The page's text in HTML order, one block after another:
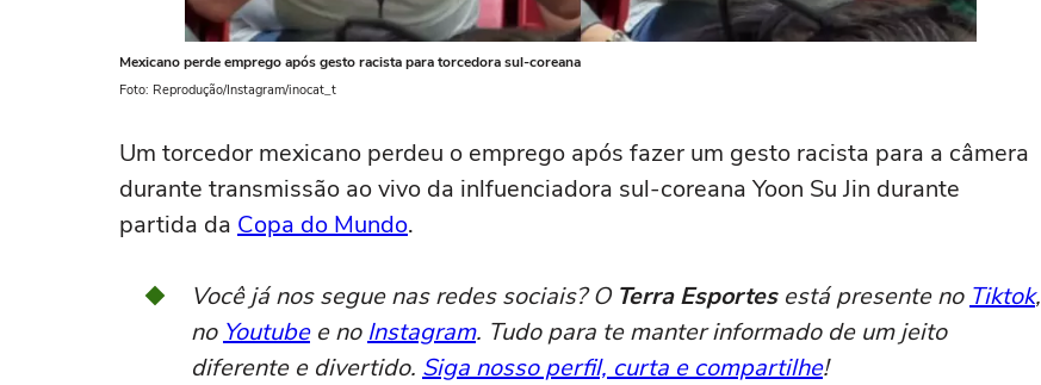
Mexicano perde emprego após gesto racista para torcedora sul-coreana
Foto: Reprodução/Instagram/inocat_t
Um torcedor mexicano perdeu o emprego após fazer um gesto racista para a câmera
durante transmissão ao vivo da inlfuenciadora sul-coreana Yoon Su Jin durante
partida da Copa do Mundo.
Você já nos segue nas redes sociais? O Terra Esportesestá presente no Tiktok,
no Youtubee noInstagram. Tudo para te manter informado de um jeito
diferente e divertido. Siga nosso perfil, curta e compartilhe!